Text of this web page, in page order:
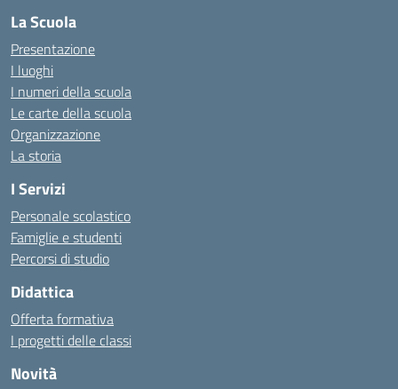
La Scuola
Presentazione
I luoghi
I numeri della scuola
Le carte della scuola
Organizzazione
La storia
I Servizi
Personale scolastico
Famiglie e studenti
Percorsi di studio
Didattica
Offerta formativa
I progetti delle classi
Novità